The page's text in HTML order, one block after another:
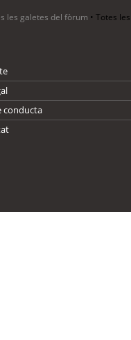
les galetes del fòrum • Totes
conducta